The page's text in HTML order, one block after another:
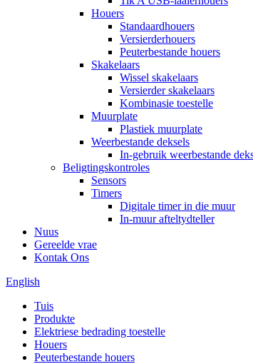
Houers
Standaardhouers
Versierderhouers
Peuterbestande houers
Skakelaars
Wissel skakelaars
Versierder skakelaars
Kombinasie toestelle
Muurplate
Plastiek muurplate
Weerbestande deksels
In-gebruik weerbestande
Beligtingskontroles
Sensors
Timers
Digitale timer in die muur
In-muur afteltydteller
Nuus
Gereelde vrae
Kontak Ons
English
Tuis
Produkte
Elektriese bedrading toestelle
Houers
Peuterbestande houers